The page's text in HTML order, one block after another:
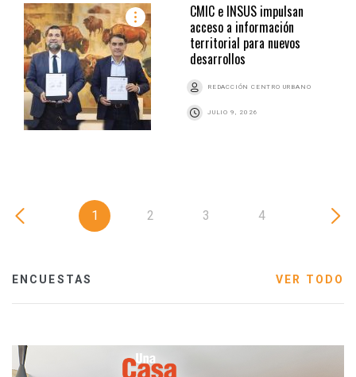
CMIC e INSUS impulsan
acceso a información
territorial para nuevos
desarrollos
REDACCIÓN CENTRO URBANO
JULIO 9, 2026
1 2 3 4
ENCUESTAS VER TODO